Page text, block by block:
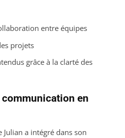
entre équipes
projets
grâce à la clarté des
en
a intégré dans son